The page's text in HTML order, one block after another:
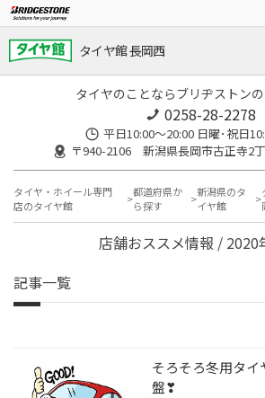
タイヤ館 長岡西
タイヤのことならブリヂストン
0258-28-2278
平日10:00～20:00 日曜･祝日
〒940-2106 新潟県長岡市古正寺2
タイヤ・ホイール専門
店のタイヤ館
都道府県か
ら探す
新潟県のタ
イヤ館
店舗おススメ情報 / 2020
記事一覧
そろそろ冬用タ
盤❣